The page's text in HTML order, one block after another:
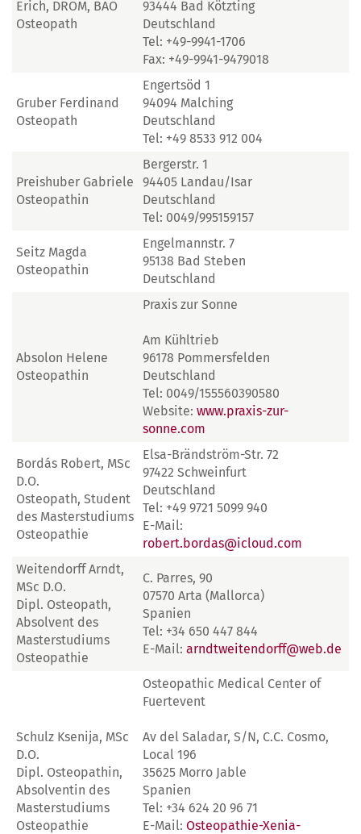
Erich, DROM, BAO
Osteopath
93444 Bad Kötzting
Deutschland
Tel: +49-9941-1706
Fax: +49-9941-9479018
Gruber Ferdinand
Osteopath
Engertsöd 1
94094 Malching
Deutschland
Tel: +49 8533 912 004
Preishuber Gabriele
Osteopathin
Bergerstr. 1
94405 Landau/Isar
Deutschland
Tel: 0049/995159157
Seitz Magda
Osteopathin
Engelmannstr. 7
95138 Bad Steben
Deutschland
Absolon Helene
Osteopathin
Praxis zur Sonne
Am Kühltrieb
96178 Pommersfelden
Deutschland
Tel: 0049/155560390580
Website: www.praxis-zur-
sonne.com
Bordás Robert, MSc
D.O.
Osteopath, Student
des Masterstudiums
Osteopathie
Elsa-Brändström-Str. 72
97422 Schweinfurt
Deutschland
Tel: +49 9721 5099 940
E-Mail:
robert.bordas@icloud.com
Weitendorff Arndt,
MSc D.O.
Dipl. Osteopath,
Absolvent des
Masterstudiums
Osteopathie
C. Parres, 90
07570 Arta (Mallorca)
Spanien
Tel: +34 650 447 844
E-Mail: arndtweitendorff@web.de
Schulz Ksenija, MSc
D.O.
Dipl. Osteopathin,
Absolventin des
Masterstudiums
Osteopathie
Osteopathic Medical Center of
Fuertevent
Av del Saladar, S/N, C.C. Cosmo,
Local 196
35625 Morro Jable
Spanien
Tel: ‪+34 624 20 96 71
E-Mail: Osteopathie-Xenia-